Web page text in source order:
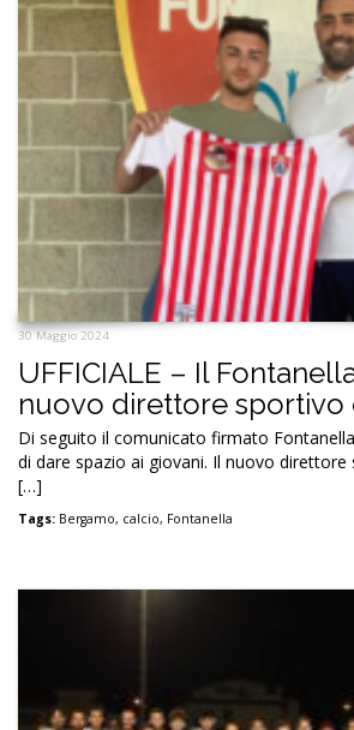
30 Maggio 2024
UFFICIALE – Il
nuovo direttore sportivo
Di seguito il comunicato firmato
di dare spazio ai giovani. Il nuovo direttore
[…]
Tags: Bergamo, calcio, Fontanella